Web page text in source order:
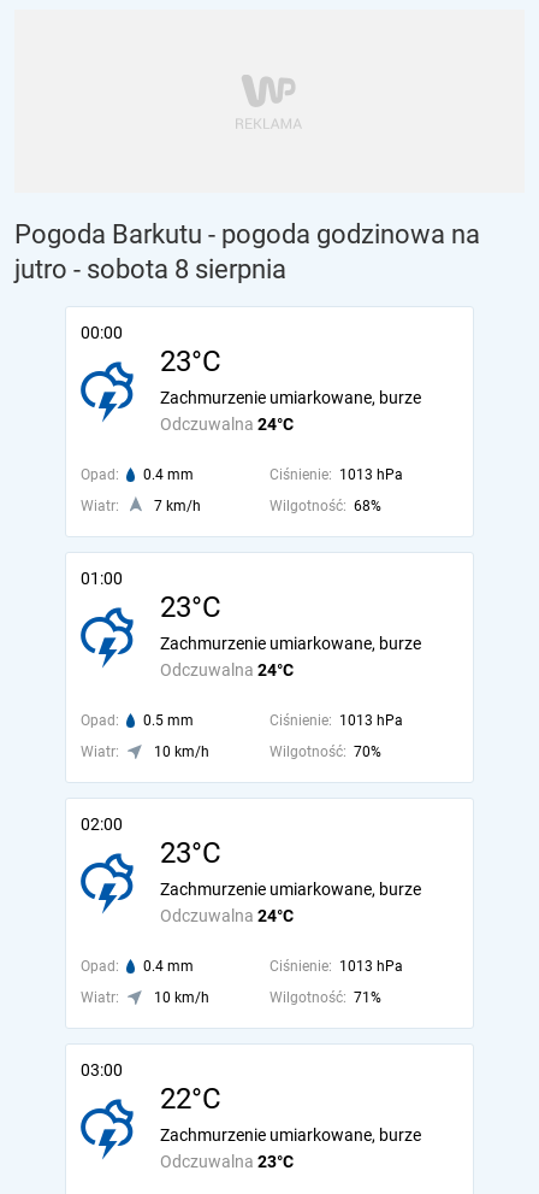
Pogoda Barkutu - pogoda godzinowa na
jutro - sobota 8 sierpnia
00:00
23°C
Odczuwalna 24°C
Zachmurzenie umiarkowane, burze
Opad: 0.4 mm Ciśnienie: 1013 hPa
Wiatr:
7 km/h Wilgotność: 68%
01:00
23°C
Odczuwalna 24°C
Zachmurzenie umiarkowane, burze
Opad: 0.5 mm Ciśnienie: 1013 hPa
Wiatr:
10 km/h Wilgotność: 70%
02:00
23°C
Odczuwalna 24°C
Zachmurzenie umiarkowane, burze
Opad: 0.4 mm Ciśnienie: 1013 hPa
Wiatr:
10 km/h Wilgotność: 71%
03:00
22°C
Odczuwalna 23°C
Zachmurzenie umiarkowane, burze